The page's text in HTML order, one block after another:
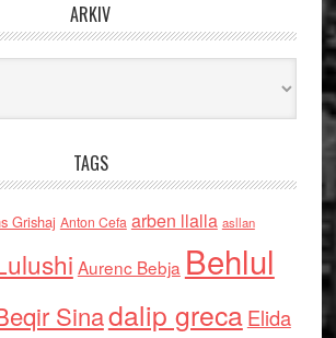
ARKIV
TAGS
Grishaj Anton Cefa arben llalla asllan
Aurenc Bebja Behlul
Sinadalip grecaElida